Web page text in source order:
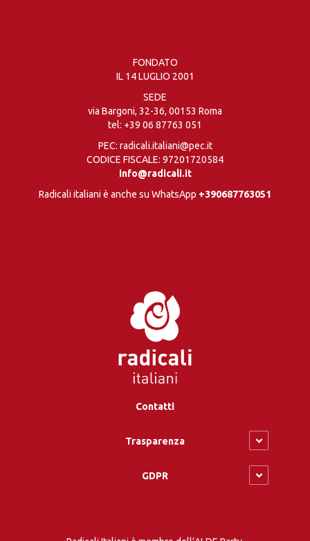
FONDATO
IL 14 LUGLIO 2001
SEDE
via Bargoni, 32-36, 00153 Roma
tel: +39 06 87763 051
PEC: radicali.italiani@pec.it
CODICE FISCALE: 97201720584
info@radicali.it
Radicali italiani è anche su WhatsApp +390687763051
Contatti
Trasparenza
GDPR